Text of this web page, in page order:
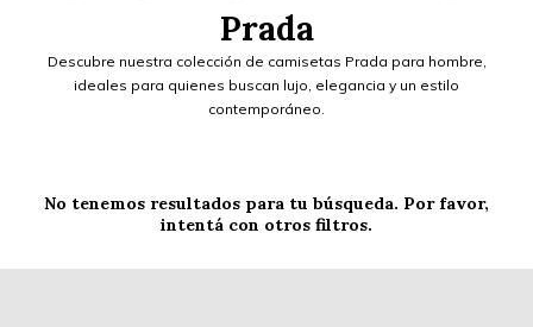
Prada
Descubre nuestra colección de camisetas Prada para hombre,
ideales para quienes buscan lujo, elegancia y un estilo
contemporáneo.
No tenemos resultados para tu búsqueda. Por favor,
intentá con otros filtros.